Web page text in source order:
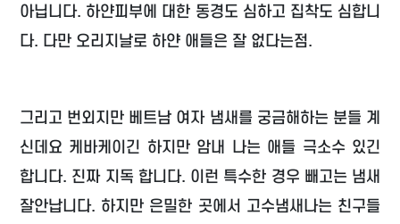
아닙니다. 하얀피부에 대한 동경도 심하고 집착도 심합니
다. 다만 오리지날로 하얀 애들은 잘 없다는점.
그리고 번외지만 베트남 여자 냄새를 궁금해하는 분들 계
신데요 케바케이긴 하지만 암내 나는 애들 극소수 있긴
합니다. 진짜 지독 합니다. 이런 특수한 경우 빼고는 냄새
잘안납니다. 하지만 은밀한 곳에서 고수냄새나는 친구들